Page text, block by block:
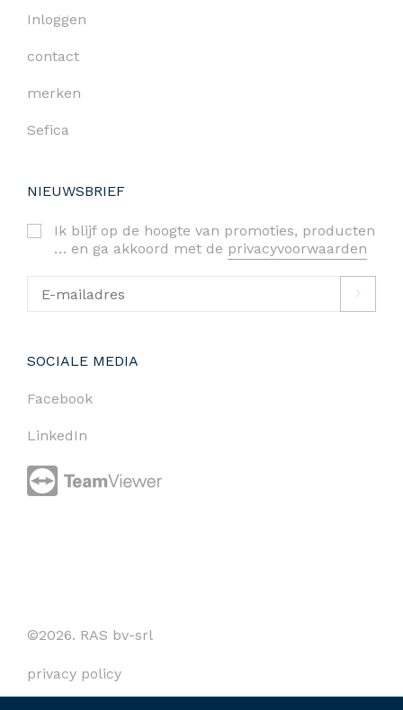
Inloggen
contact
merken
Sefica
NIEUWSBRIEF
Ik blijf op de hoogte van promoties, producten
… en ga akkoord met de privacyvoorwaarden
SOCIALE MEDIA
Facebook
LinkedIn
©2026. RAS bv-srl
privacy policy